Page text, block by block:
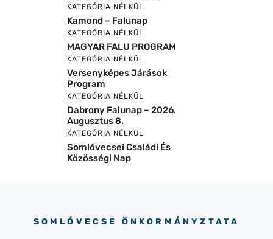
KATEGÓRIA NÉLKÜL
Kamond – Falunap
KATEGÓRIA NÉLKÜL
MAGYAR FALU PROGRAM
KATEGÓRIA NÉLKÜL
Versenyképes Járások
Program
KATEGÓRIA NÉLKÜL
Dabrony Falunap – 2026.
Augusztus 8.
KATEGÓRIA NÉLKÜL
Somlóvecsei Családi És
Közösségi Nap
SOMLÓVECSE ÖNKORMÁNYZTATA